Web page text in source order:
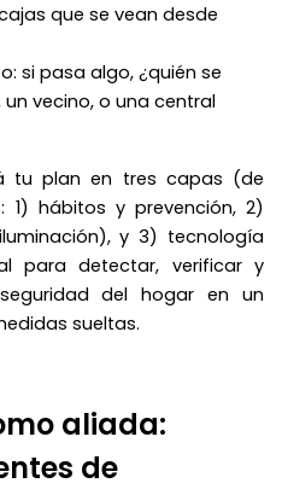
que se vean desde
si pasa algo, ¿quién se
vecino, o una central
tu plan en tres capas (de
hábitos y prevención, 2)
y 3) tecnología
para detectar, verificar y
del hogar en un
sueltas.
aliada:
de